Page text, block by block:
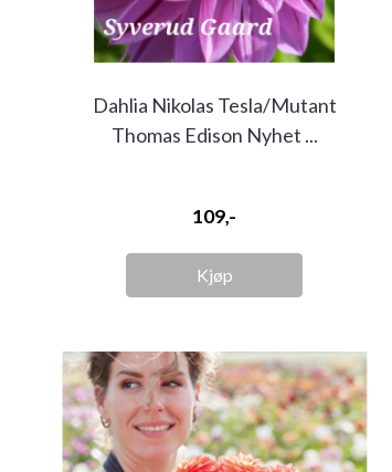
Dahlia Nikolas Tesla/Mutant
Thomas Edison Nyhet ...
109,-
Kjøp